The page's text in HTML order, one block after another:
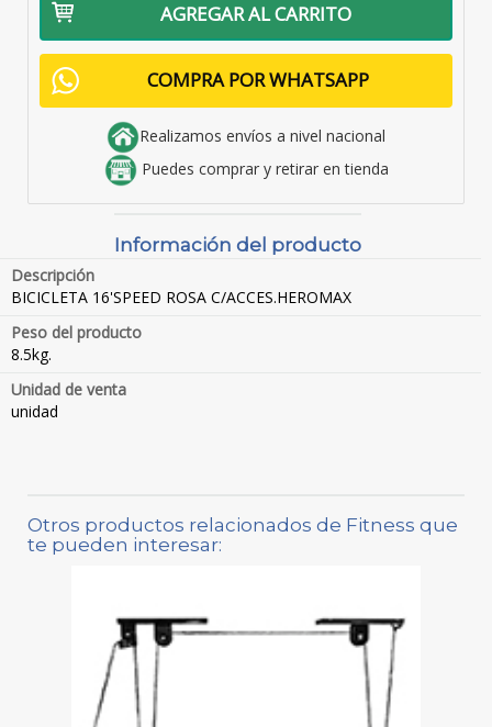
AGREGAR AL CARRITO
COMPRA POR WHATSAPP
Realizamos envíos a nivel nacional
Puedes comprar y retirar en tienda
Información del producto
Descripción
BICICLETA 16'SPEED ROSA C/ACCES.HEROMAX
Peso del producto
8.5kg.
Unidad de venta
unidad
Otros productos relacionados de Fitness que
te pueden interesar: